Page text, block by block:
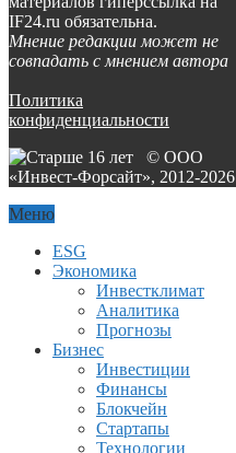
IF24.ru обязательна.
Мнение редакции может не
совпадать с мнением автора
Политика
конфиденциальности
© ООО
«Инвест-Форсайт», 2012-2026
Меню
ESG
Экономика
Инвестклимат
Аналитика
Прогнозы
Бизнес
Инвестиции
Финансы
Блокчейн
Стартапы
Технологии